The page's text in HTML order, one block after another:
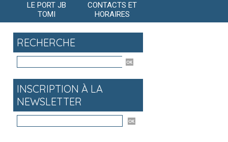
LE PORT JB
TOMI
CONTACTS ET
HORAIRES
RECHERCHE
INSCRIPTION À LA
NEWSLETTER